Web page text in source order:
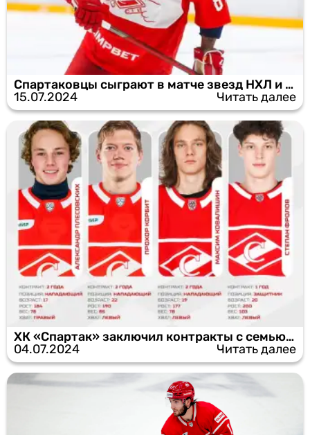
Спартаковцы сыграют в матче звезд НХЛ и КХЛ
15.07.2024
Читать далее
ХК «Спартак» заключил контракты с семью игроками
04.07.2024
Читать далее